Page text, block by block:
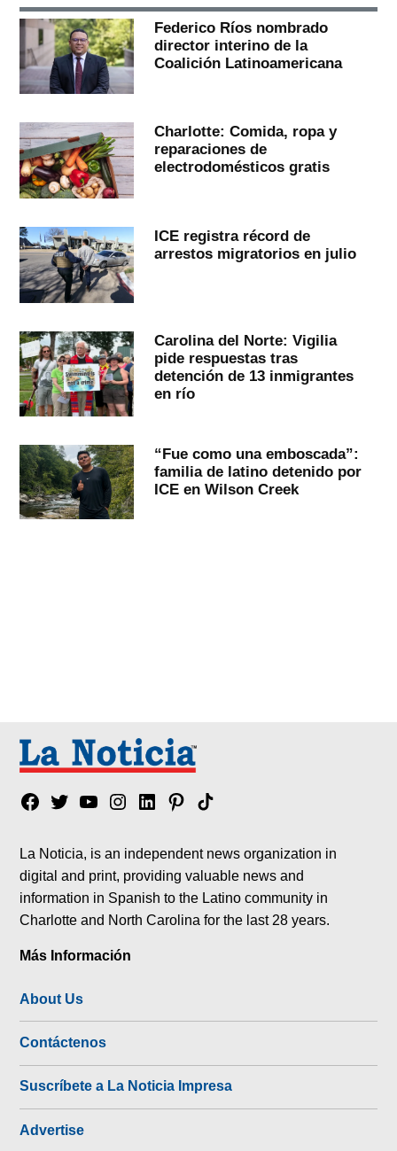
Federico Ríos nombrado
director interino de la
Coalición Latinoamericana
Charlotte: Comida, ropa y
reparaciones de
electrodomésticos gratis
ICE registra récord de
arrestos migratorios en julio
Carolina del Norte: Vigilia
pide respuestas tras
detención de 13 inmigrantes
en río
“Fue como una emboscada”:
familia de latino detenido por
ICE en Wilson Creek
Facebook
TwitterYouTubeInstagram
LinkedinPinterest
Tik
La Noticia, is an independent news organization in
digital and print, providing valuable news and
information in Spanish to the Latino community in
Charlotte and North Carolina for the last 28 years.
Más Información
About Us
Contáctenos
Suscríbete a La Noticia Impresa
Advertise